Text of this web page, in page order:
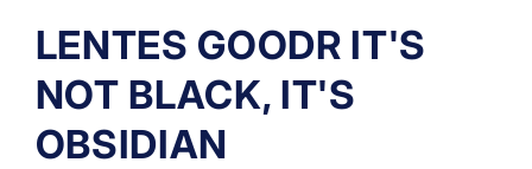
LENTES GOODR IT'S
NOT BLACK, IT'S
OBSIDIAN